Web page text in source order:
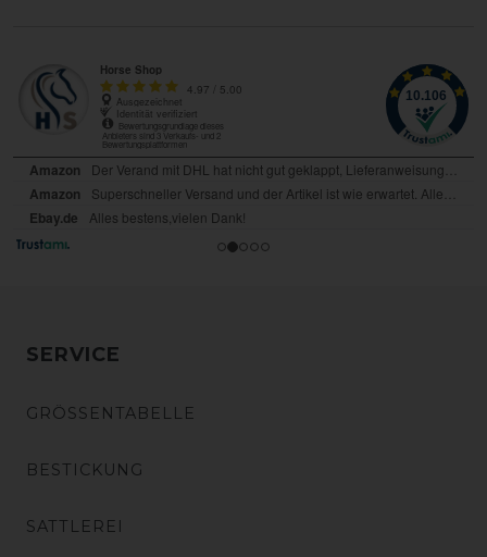
SERVICE
GRÖSSENTABELLE
BESTICKUNG
SATTLEREI